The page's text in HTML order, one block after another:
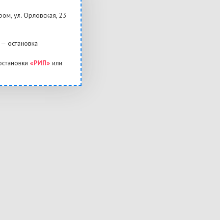
ул. Орловская, 23
«РИП»или